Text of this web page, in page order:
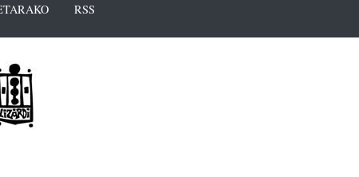
RSS